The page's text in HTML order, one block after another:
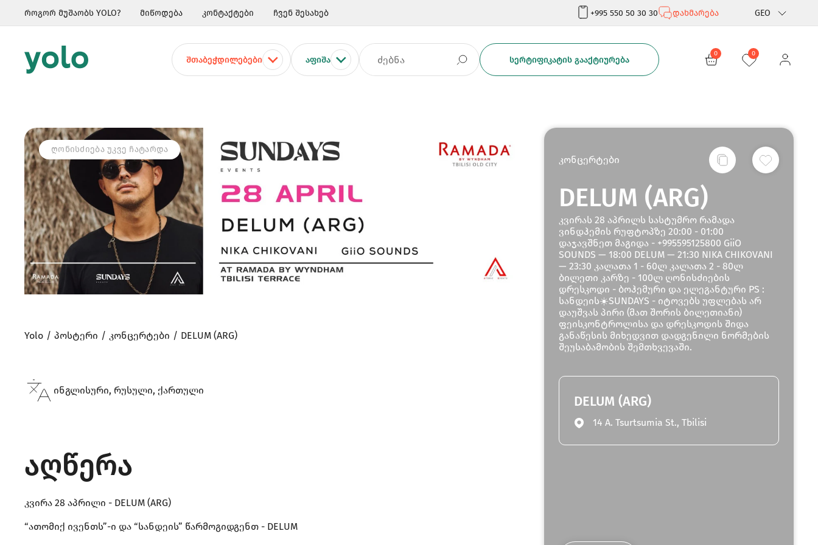
როგორ მუშაობს YOLO? მიწოდება კონტაქტები ჩვენ შესახებ +995 550 50 30 30 დახმარება GEO
Rus
ᲨᲗᲐᲑᲔᲭᲓᲘᲚᲔᲑᲔᲑᲘ ᲐᲤᲘᲨᲐ ᲡᲔᲠᲢᲘᲤᲘᲙᲐᲢᲘᲡ ᲒᲐᲐᲥᲢᲘᲣᲠᲔᲑᲐ
0 0
ᲦᲝᲜᲘᲡᲫᲘᲔᲑᲐ ᲣᲙᲕᲔ ᲩᲐᲢᲐᲠᲓᲐ
კონცერტები
DELUM (ARG)
კვირას 28 აპრილს სასტუმრო რამადა
ვინდჰემის რუფტოპზე 20:00 - 01:00
დაჯავშნეთ მაგიდა - +995595125800 GiiO
SOUNDS — 18:00 DELUM — 21:30 NIKA CHIKOVANI
— 23:30 კალათა 1 - 60ლ კალათა 2 - 80ლ
ბილეთი კარზე - 100ლ ღონისძიების
დრესკოდი - ბოჰემური და ელეგანტური PS :
სანდეის☀️SUNDAYS - იტოვებს უფლებას არ
დაუშვას პირი (მათ შორის ბილეთიანი)
ფეისკონტროლისა და დრესკოდის შიდა
განაწესის მიხედვით დადგენილი ნორმების
შეუსაბამობის შემთხვევაში.
DELUM (ARG)
14 A. Tsurtsumia St., Tbilisi
Yolo პოსტერი კონცერტები DELUM (ARG)
ინგლისური, რუსული, ქართული
აღწერა
კვირა 28 აპრილი - DELUM (ARG)
“ათომიქ ივენთს”-ი და “სანდეის” წარმოგიდგენთ - DELUM